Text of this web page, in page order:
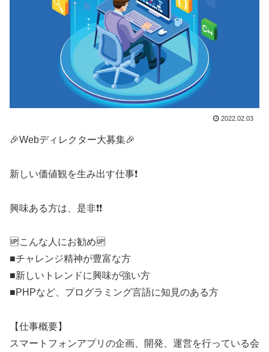
2022.02.03
🎉Webディレクター大募集🎉
新しい価値観を生み出す仕事❗
興味ある方は、是非❗❗
🆙こんな人にお勧め🆙
■チャレンジ精神が豊富な方
■新しいトレンドに興味が強い方
■PHPなど、プログラミング言語に知見のある方
【仕事概要】
スマートフォンアプリの企画、開発、運営を行っている会